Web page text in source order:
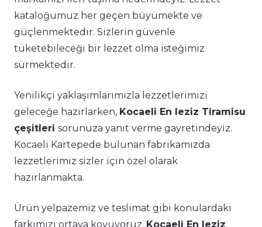
kataloğumuz her geçen büyümekte ve
güçlenmektedir. Sizlerin güvenle
tüketebileceği bir lezzet olma isteğimiz
sürmektedir.
Yenilikçi yaklaşımlarımızla lezzetlerimizi
geleceğe hazırlarken, Kocaeli En leziz Tiramisu
çeşitleri sorunuza yanıt verme gayretindeyiz.
Kocaeli Kartepede bulunan fabrikamızda
lezzetlerimiz sizler için özel olarak
hazırlanmakta.
Ürün yelpazemiz ve teslimat gibi konulardaki
farkımızı ortaya koyuyoruz. Kocaeli En leziz